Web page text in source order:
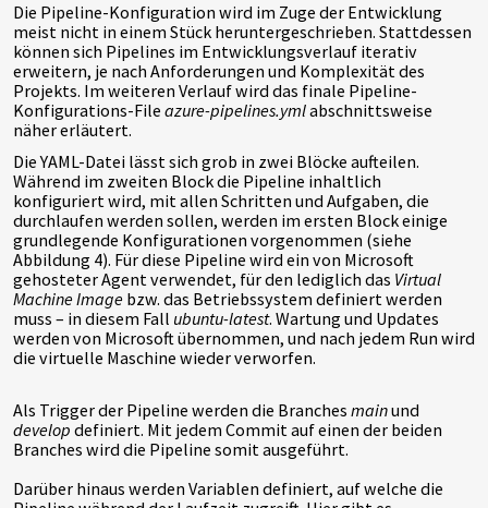
Die Pipeline-Konfiguration wird im Zuge der Entwicklung
meist nicht in einem Stück heruntergeschrieben. Stattdessen
können sich Pipelines im Entwicklungsverlauf iterativ
erweitern, je nach Anforderungen und Komplexität des
Projekts. Im weiteren Verlauf wird das finale Pipeline-
Konfigurations-File azure-pipelines.ymlabschnittsweise
näher erläutert.
Die YAML-Datei lässt sich grob in zwei Blöcke aufteilen.
Während im zweiten Block die Pipeline inhaltlich
konfiguriert wird, mit allen Schritten und Aufgaben, die
durchlaufen werden sollen, werden im ersten Block einige
grundlegende Konfigurationen vorgenommen (siehe
Abbildung 4). Für diese Pipeline wird ein von Microsoft
gehosteter Agent verwendet, für den lediglich das Virtual
Machine Image bzw. das Betriebssystem definiert werden
muss – in diesem Fall ubuntu-latest. Wartung und Updates
werden von Microsoft übernommen, und nach jedem Run wird
die virtuelle Maschine wieder verworfen.
Als Trigger der Pipeline werden die Branches mainund
develop definiert. Mit jedem Commit auf einen der beiden
Branches wird die Pipeline somit ausgeführt.
Darüber hinaus werden Variablen definiert, auf welche die